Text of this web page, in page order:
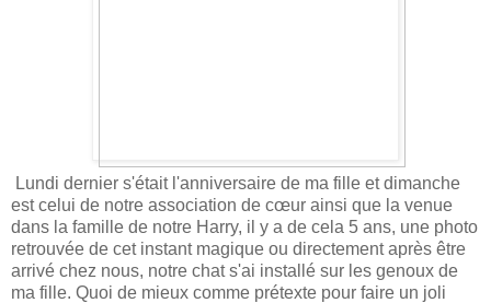
Lundi dernier s'était l'anniversaire de ma fille et dimanche
est celui de notre association de cœur ainsi que la venue
dans la famille de notre Harry, il y a de cela 5 ans, une photo
retrouvée de cet instant magique ou directement après être
arrivé chez nous, notre chat s'ai installé sur les genoux de
ma fille. Quoi de mieux comme prétexte pour faire un joli